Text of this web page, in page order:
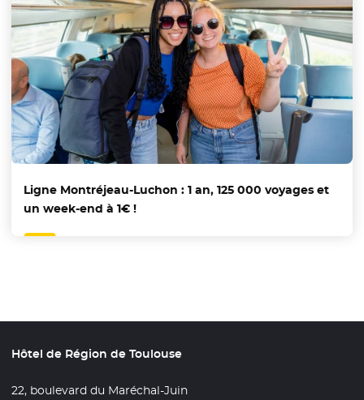
Ligne Montréjeau-Luchon : 1 an, 125 000 voyages et
un week-end à 1€ !
Hôtel de Région de Toulouse
22, boulevard du Maréchal-Juin